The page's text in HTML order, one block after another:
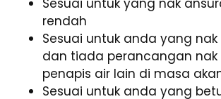
Sesuai untuk yang nak
rendah
Sesuai untuk anda yang
dan tiada perancangan nak
penapis air lain di masa
Sesuai untuk anda yang